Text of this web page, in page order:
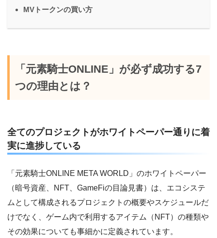
MVトークンの買い方
「元素騎士ONLINE」が必ず成功する7
つの理由とは？
全てのプロジェクトがホワイトペーパー通りに着
実に進捗している
「元素騎士ONLINE META WORLD」のホワイトペーパー
（暗号資産、NFT、GameFiの目論見書）は、エコシステ
ムとして構成されるプロジェクトの概要やスケジュールだ
けでなく、ゲーム内で利用するアイテム（NFT）の種類や
その効果についても事細かに定義されています。